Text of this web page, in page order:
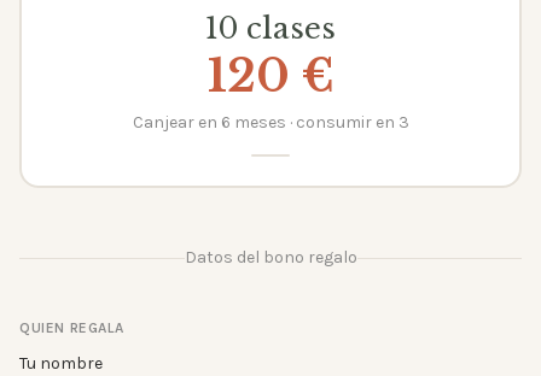
10 clases
120 €
Canjear en 6 meses · consumir en 3
Datos del bono regalo
QUIEN REGALA
Tu nombre